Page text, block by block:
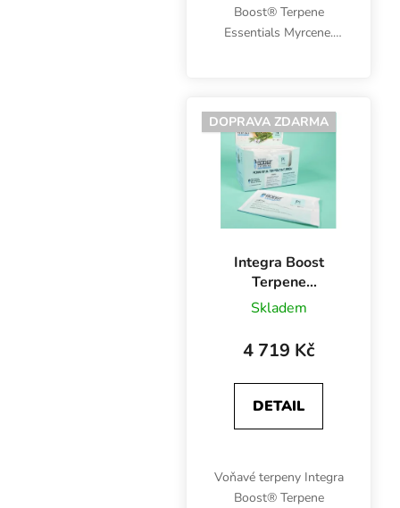
Boost® Terpene
Essentials Myrcene.
vůní s ostrým nádechem
a zemitým profilem.
Hmotnost 67 g,...
DOPRAVA ZDARMA
Integra Boost
Terpene
Essentials Pinen
12 ks
Skladem
4 719 Kč
DETAIL
Voňavé terpeny Integra
Boost® Terpene